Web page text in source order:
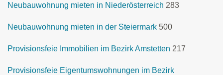
Neubauwohnung mieten in Niederösterreich 283
Neubauwohnung mieten in der Steiermark 500
Provisionsfeie Immobilien im Bezirk Amstetten 217
Provisionsfeie Eigentumswohnungen im Bezirk